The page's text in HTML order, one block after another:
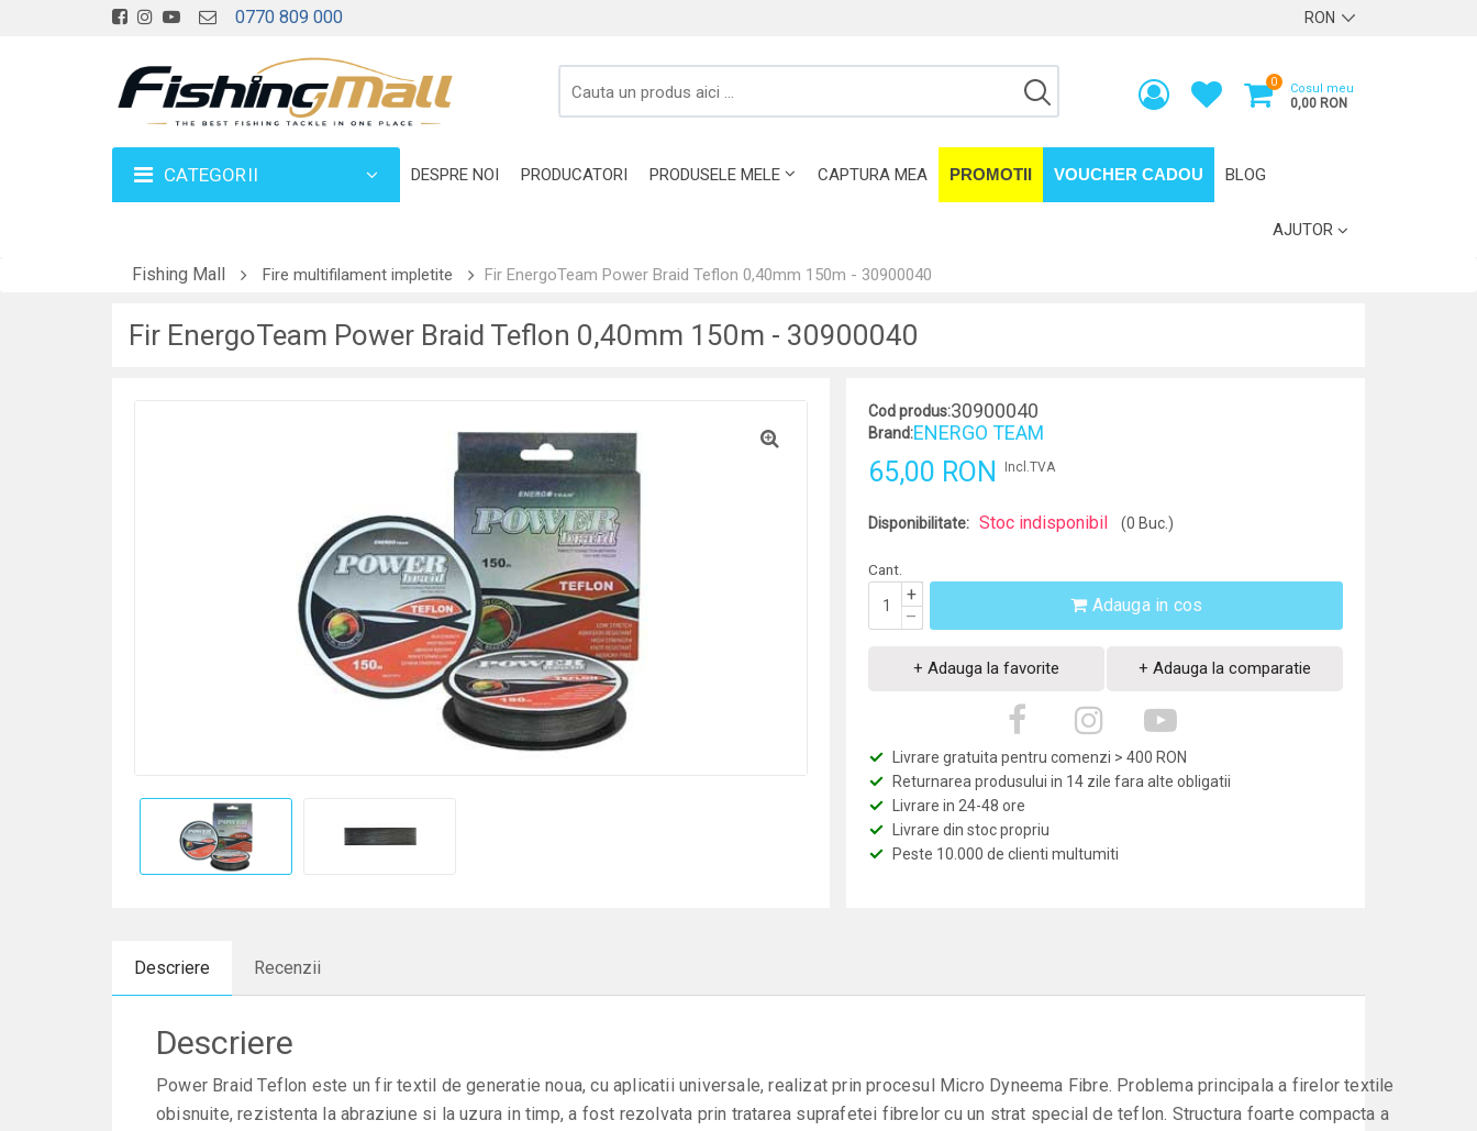
0770 809 000
0 Cosul meu
0,00 RON
CATEGORII DESPRE NOI PRODUCATORI PRODUSELE MELE CAPTURA MEA PROMOTII VOUCHER CADOU BLOG
AJUTOR
Fishing Mall Fire multifilament impletite Fir EnergoTeam Power Braid Teflon 0,40mm 150m - 30900040
Fir EnergoTeam Power Braid Teflon 0,40mm 150m - 30900040
Cod produs:30900040
Brand:ENERGO TEAM
65,00 RON Incl.TVA
Disponibilitate: Stoc indisponibil (0 Buc.)
Cant.
+
–
Adauga in cos
+ Adauga la favorite + Adauga la comparatie
Livrare gratuita pentru comenzi > 400 RON
Returnarea produsului in 14 zile fara alte obligatii
Livrare in 24-48 ore
Livrare din stoc propriu
Peste 10.000 de clienti multumiti
Descriere Recenzii
Descriere
Power Braid Teflon este un fir textil de generatie noua, cu aplicatii universale, realizat prin procesul Micro Dyneema Fibre. Problema principala a firelor textile
obisnuite, rezistenta la abraziune si la uzura in timp, a fost rezolvata prin tratarea suprafetei fibrelor cu un strat special de teflon. Structura foarte compacta a